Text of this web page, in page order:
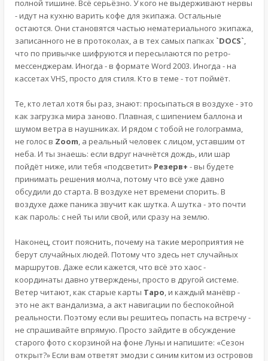
полной тишине. Всё серьёзно. У кого не выдерживают нервы
- идут на кухню варить кофе для экипажа. Остальные
остаются. Они становятся частью нематериального экипажа,
записанного не в протоколах, а в тех самых папках`DOCS`,
что по привычке шифруются и пересылаются по ретро-
мессенджерам. Иногда - в формате Word 2003. Иногда - на
кассетах VHS, просто для стиля. Кто в теме - тот поймёт.
Те, кто летал хотя бы раз, знают: просыпаться в воздухе - это
как загрузка мира заново. Плавная, с шипением баллона и
шумом ветра в наушниках. И рядом с тобой не голограмма,
не голос в Zoom, а реальный человек с лицом, уставшим от
неба. И ты знаешь: если вдруг начнётся дождь, или шар
пойдёт ниже, или тебя «подсветит» Резерв+ - вы будете
принимать решения молча, потому что всё уже давно
обсудили до старта. В воздухе нет времени спорить. В
воздухе даже паника звучит как шутка. А шутка - это почти
как пароль: с ней ты или свой, или сразу на землю.
Наконец, стоит пояснить, почему на такие мероприятия не
берут случайных людей. Потому что здесь нет случайных
маршрутов. Даже если кажется, что всё это хаос -
координаты давно утверждены, просто в другой системе.
Ветер читают, как старые карты Таро, и каждый манёвр -
это не акт вандализма, а акт навигации по беспокойной
реальности. Поэтому если вы решитесь попасть на встречу -
не спрашивайте впрямую. Просто зайдите в обсуждение
старого фото с корзиной на фоне Луны и напишите: «Сезон
открыт?» Если вам ответят эмодзи с синим китом из островов